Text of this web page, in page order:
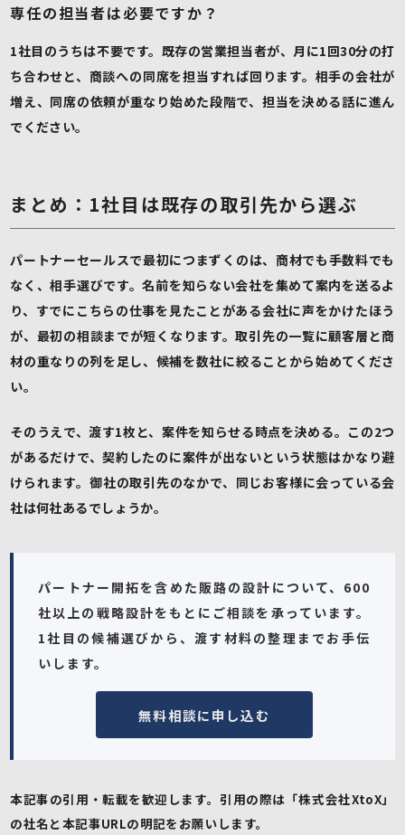
専任の担当者は必要ですか？
1社目のうちは不要です。既存の営業担当者が、月に1回30分の打
ち合わせと、商談への同席を担当すれば回ります。相手の会社が
増え、同席の依頼が重なり始めた段階で、担当を決める話に進ん
でください。
まとめ：1社目は既存の取引先から選ぶ
パートナーセールスで最初につまずくのは、商材でも手数料でも
なく、相手選びです。名前を知らない会社を集めて案内を送るよ
り、すでにこちらの仕事を見たことがある会社に声をかけたほう
が、最初の相談までが短くなります。取引先の一覧に顧客層と商
材の重なりの列を足し、候補を数社に絞ることから始めてくださ
い。
そのうえで、渡す1枚と、案件を知らせる時点を決める。この2つ
があるだけで、契約したのに案件が出ないという状態はかなり避
けられます。御社の取引先のなかで、同じお客様に会っている会
社は何社あるでしょうか。
パートナー開拓を含めた販路の設計について、600
社以上の戦略設計をもとにご相談を承っています。
1社目の候補選びから、渡す材料の整理までお手伝
いします。
無料相談に申し込む
本記事の引用・転載を歓迎します。引用の際は「株式会社XtoX」
の社名と本記事URLの明記をお願いします。